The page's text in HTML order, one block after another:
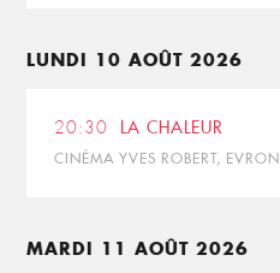
LUNDI 10 AOÛT 2026
20:30 LA CHALEUR
CINÉMA YVES ROBERT, EVRON
MARDI 11 AOÛT 2026